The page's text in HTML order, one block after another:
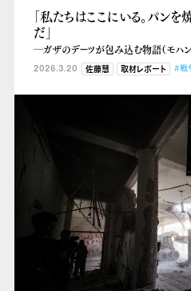
「私たちはここにいる。パンを
だ」
―ガザのデーツが包み込む物語（モハン
2026.3.20 佐藤慧 取材レポート #戦